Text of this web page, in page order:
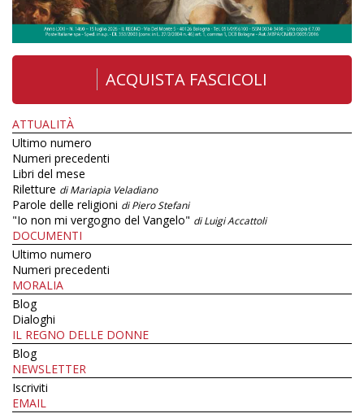
ACQUISTA FASCICOLI
ATTUALITÀ
Ultimo numero
Numeri precedenti
Libri del mese
Riletture di Mariapia Veladiano
Parole delle religioni di Piero Stefani
"Io non mi vergogno del Vangelo" di Luigi Accattoli
DOCUMENTI
Ultimo numero
Numeri precedenti
MORALIA
Blog
Dialoghi
IL REGNO DELLE DONNE
Blog
NEWSLETTER
Iscriviti
EMAIL